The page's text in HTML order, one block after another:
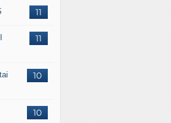
11
11
10
10